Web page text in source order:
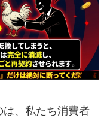
、私たち消費者